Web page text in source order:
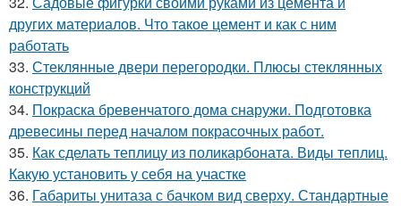
других материалов. Что такое цемент и как с ним
работать
33. Стеклянные двери перегородки. Плюсы стеклянных
конструкций
34. Покраска бревенчатого дома снаружи. Подготовка
древесины перед началом покрасочных работ.
35. Как сделать теплицу из поликарбоната. Виды теплиц.
Какую установить у себя на участке
36. Габариты унитаза с бачком вид сверху. Стандартные